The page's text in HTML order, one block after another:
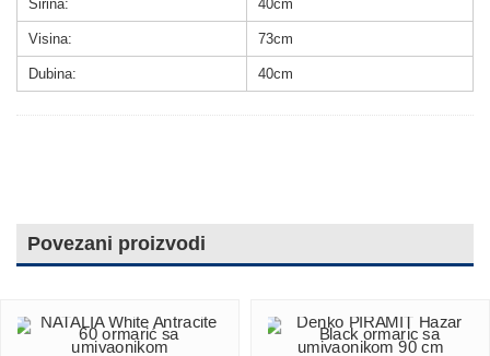
Širina: 40cm
Visina: 73cm
Dubina: 40cm
Povezani proizvodi